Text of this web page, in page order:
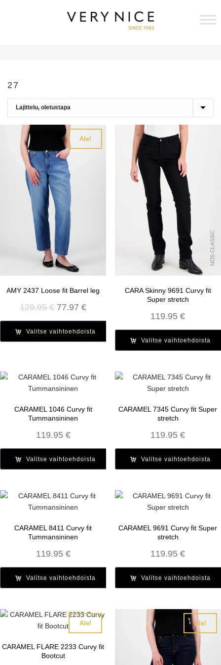
27
Ale!
AMY 2437 Loose fit Barrel leg
129.95€ Alkuperäinen
oli:
77.97€Nykyinen
on:
Valitse vaihtoehdoista
CARA Skinny 9691 Curvy fit
Super stretch
119.95€
Valitse vaihtoehdoista
CARAMEL 1046 Curvy fit
Tummansininen
119.95 €
Valitse vaihtoehdoista
CARAMEL 7345 Curvy fit Super
stretch
119.95€
Valitse vaihtoehdoista
CARAMEL 8411 Curvy fit
Tummansininen
119.95 €
Valitse vaihtoehdoista
CARAMEL 9691 Curvy fit Super
stretch
119.95€
Valitse vaihtoehdoista
Ale!
CARAMEL FLARE 2233 Curvy fit
Bootcut
Ale!